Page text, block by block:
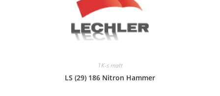
1K-s matt
LS (29) 186 Nitron Hammer